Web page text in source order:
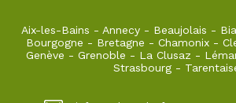
Aix-les-Bains - Annecy - Beaujolais -
Bourgogne - Bretagne - Chamonix -
Genève - Grenoble - La Clusaz -
Strasbourg-